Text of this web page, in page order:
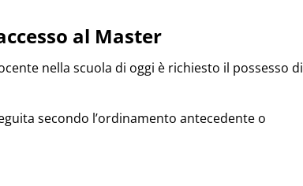
al Master
nella scuola di oggi è richiesto il possesso di
secondo l’ordinamento antecedente o